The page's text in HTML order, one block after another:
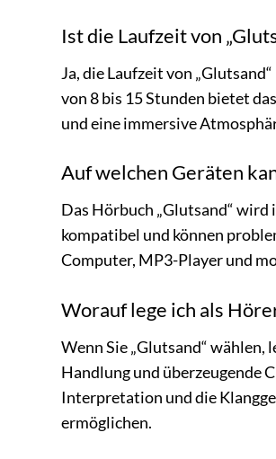
Ist die Laufzeit von
Ja, die Laufzeit von
von 8 bis 15 Stunden bietet
und eine immersive
Auf welchen Geräten
Das Hörbuch „Glutsand“
kompatibel und können
Computer, MP3-Player und
Worauf lege ich als
Wenn Sie „Glutsand“ wählen,
Handlung und überzeugende
Interpretation und die
ermöglichen.